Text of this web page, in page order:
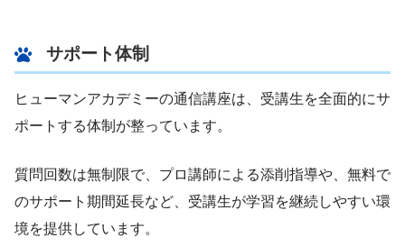
サポート体制
ヒューマンアカデミーの通信講座は、受講生を全面的にサ
ポートする体制が整っています。
質問回数は無制限で、プロ講師による添削指導や、無料で
のサポート期間延長など、受講生が学習を継続しやすい環
境を提供しています。